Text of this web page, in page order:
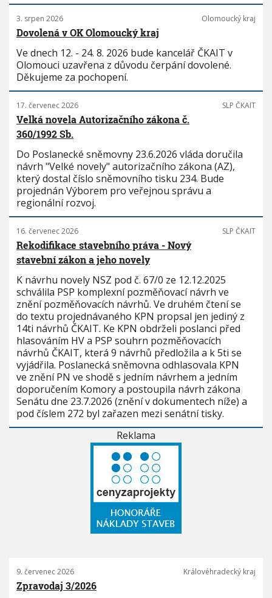
3. srpen 2026 Olomoucký kraj
Dovolená v OK Olomoucký kraj
Ve dnech 12. - 24. 8. 2026 bude kancelář ČKAIT v
Olomouci uzavřena z důvodu čerpání dovolené.
Děkujeme za pochopení.
17. červenec 2026 SLP ČKAIT
Velká novela Autorizačního zákona č.
360/1992 Sb.
Do Poslanecké sněmovny 23.6.2026 vláda doručila
návrh "Velké novely" autorizačního zákona (AZ),
který dostal číslo sněmovního tisku 234. Bude
projednán Výborem pro veřejnou správu a
regionální rozvoj.
16. červenec 2026 SLP ČKAIT
Rekodifikace stavebního práva - Nový
stavební zákon a jeho novely
K návrhu novely NSZ pod č. 67/0 ze 12.12.2025
schválila PSP komplexní pozměňovací návrh ve
znění pozměňovacích návrhů. Ve druhém čtení se
do textu projednávaného KPN propsal jen jediný z
14ti návrhů ČKAIT. Ke KPN obdrželi poslanci před
hlasováním HV a PSP souhrn pozměňovacích
návrhů ČKAIT, která 9 návrhů předložila a k 5ti se
vyjádřila. Poslanecká sněmovna odhlasovala KPN
ve znění PN ve shodě s jedním návrhem a jedním
doporučením Komory a postoupila návrh zákona
Senátu dne 23.7.2026 (znění v dokumentech níže) a
pod číslem 272 byl zařazen mezi senátní tisky.
Reklama
9. červenec 2026 Královéhradecký kraj
Zpravodaj 3/2026